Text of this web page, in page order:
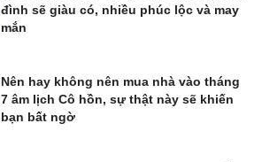
đình sẽ giàu có, nhiều phúc lộc và may
mắn
Nên hay không nên mua nhà vào tháng
7 âm lịch Cô hồn, sự thật này sẽ khiến
bạn bất ngờ